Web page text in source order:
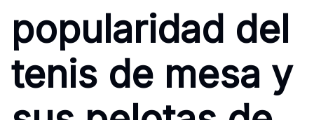
popularidad del
tenis de mesa y